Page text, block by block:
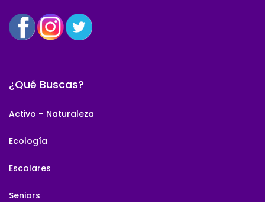
¿Qué Buscas?
Activo – Naturaleza
Ecología
Escolares
Seniors